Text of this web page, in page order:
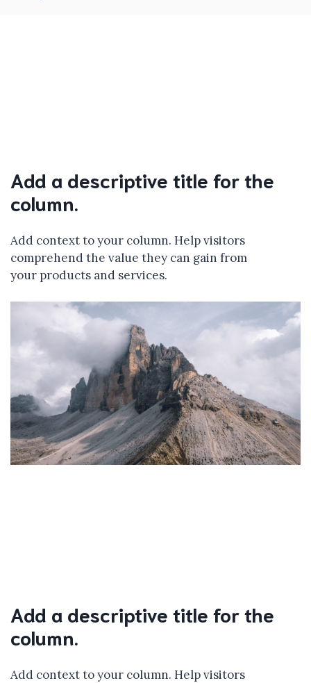
Add a descriptive title for the
column.
Add context to your column. Help visitors
comprehend the value they can gain from
your products and services.
Add a descriptive title for the
column.
Add context to your column. Help visitors